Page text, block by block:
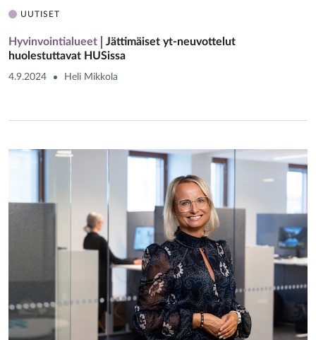
UUTISET
Hyvinvointialueet
Jättimäiset yt-neuvottelut
huolestuttavat HUSissa
4.9.2024 Heli Mikkola